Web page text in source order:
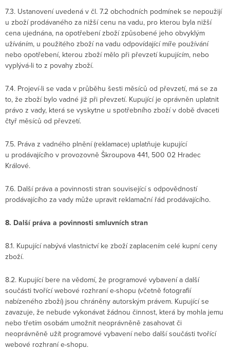
7.3. Ustanovení uvedená v čl. 7.2 obchodních podmínek se nepoužijí
u zboží prodávaného za nižší cenu na vadu, pro kterou byla nižší
cena ujednána, na opotřebení zboží způsobené jeho obvyklým
užíváním, u použitého zboží na vadu odpovídající míře používání
nebo opotřebení, kterou zboží mělo při převzetí kupujícím, nebo
vyplývá-li to z povahy zboží.
7.4. Projeví-li se vada v průběhu šesti měsíců od převzetí, má se za
to, že zboží bylo vadné již při převzetí. Kupující je oprávněn uplatnit
právo z vady, která se vyskytne u spotřebního zboží v době dvaceti
čtyř měsíců od převzetí.
7.5. Práva z vadného plnění (reklamace) uplatňuje kupující
u prodávajícího v provozovně Škroupova 441, 500 02 Hradec
Králové.
7.6. Další práva a povinnosti stran související s odpovědností
prodávajícího za vady může upravit reklamační řád prodávajícího.
8. Další práva a povinnosti smluvních stran
8.1. Kupující nabývá vlastnictví ke zboží zaplacením celé kupní ceny
zboží.
8.2. Kupující bere na vědomí, že programové vybavení a další
součásti tvořící webové rozhraní e-shopu (včetně fotografií
nabízeného zboží) jsou chráněny autorským právem. Kupující se
zavazuje, že nebude vykonávat žádnou činnost, která by mohla jemu
nebo třetím osobám umožnit neoprávněně zasahovat či
neoprávněně užít programové vybavení nebo další součásti tvořící
webové rozhraní e-shopu.